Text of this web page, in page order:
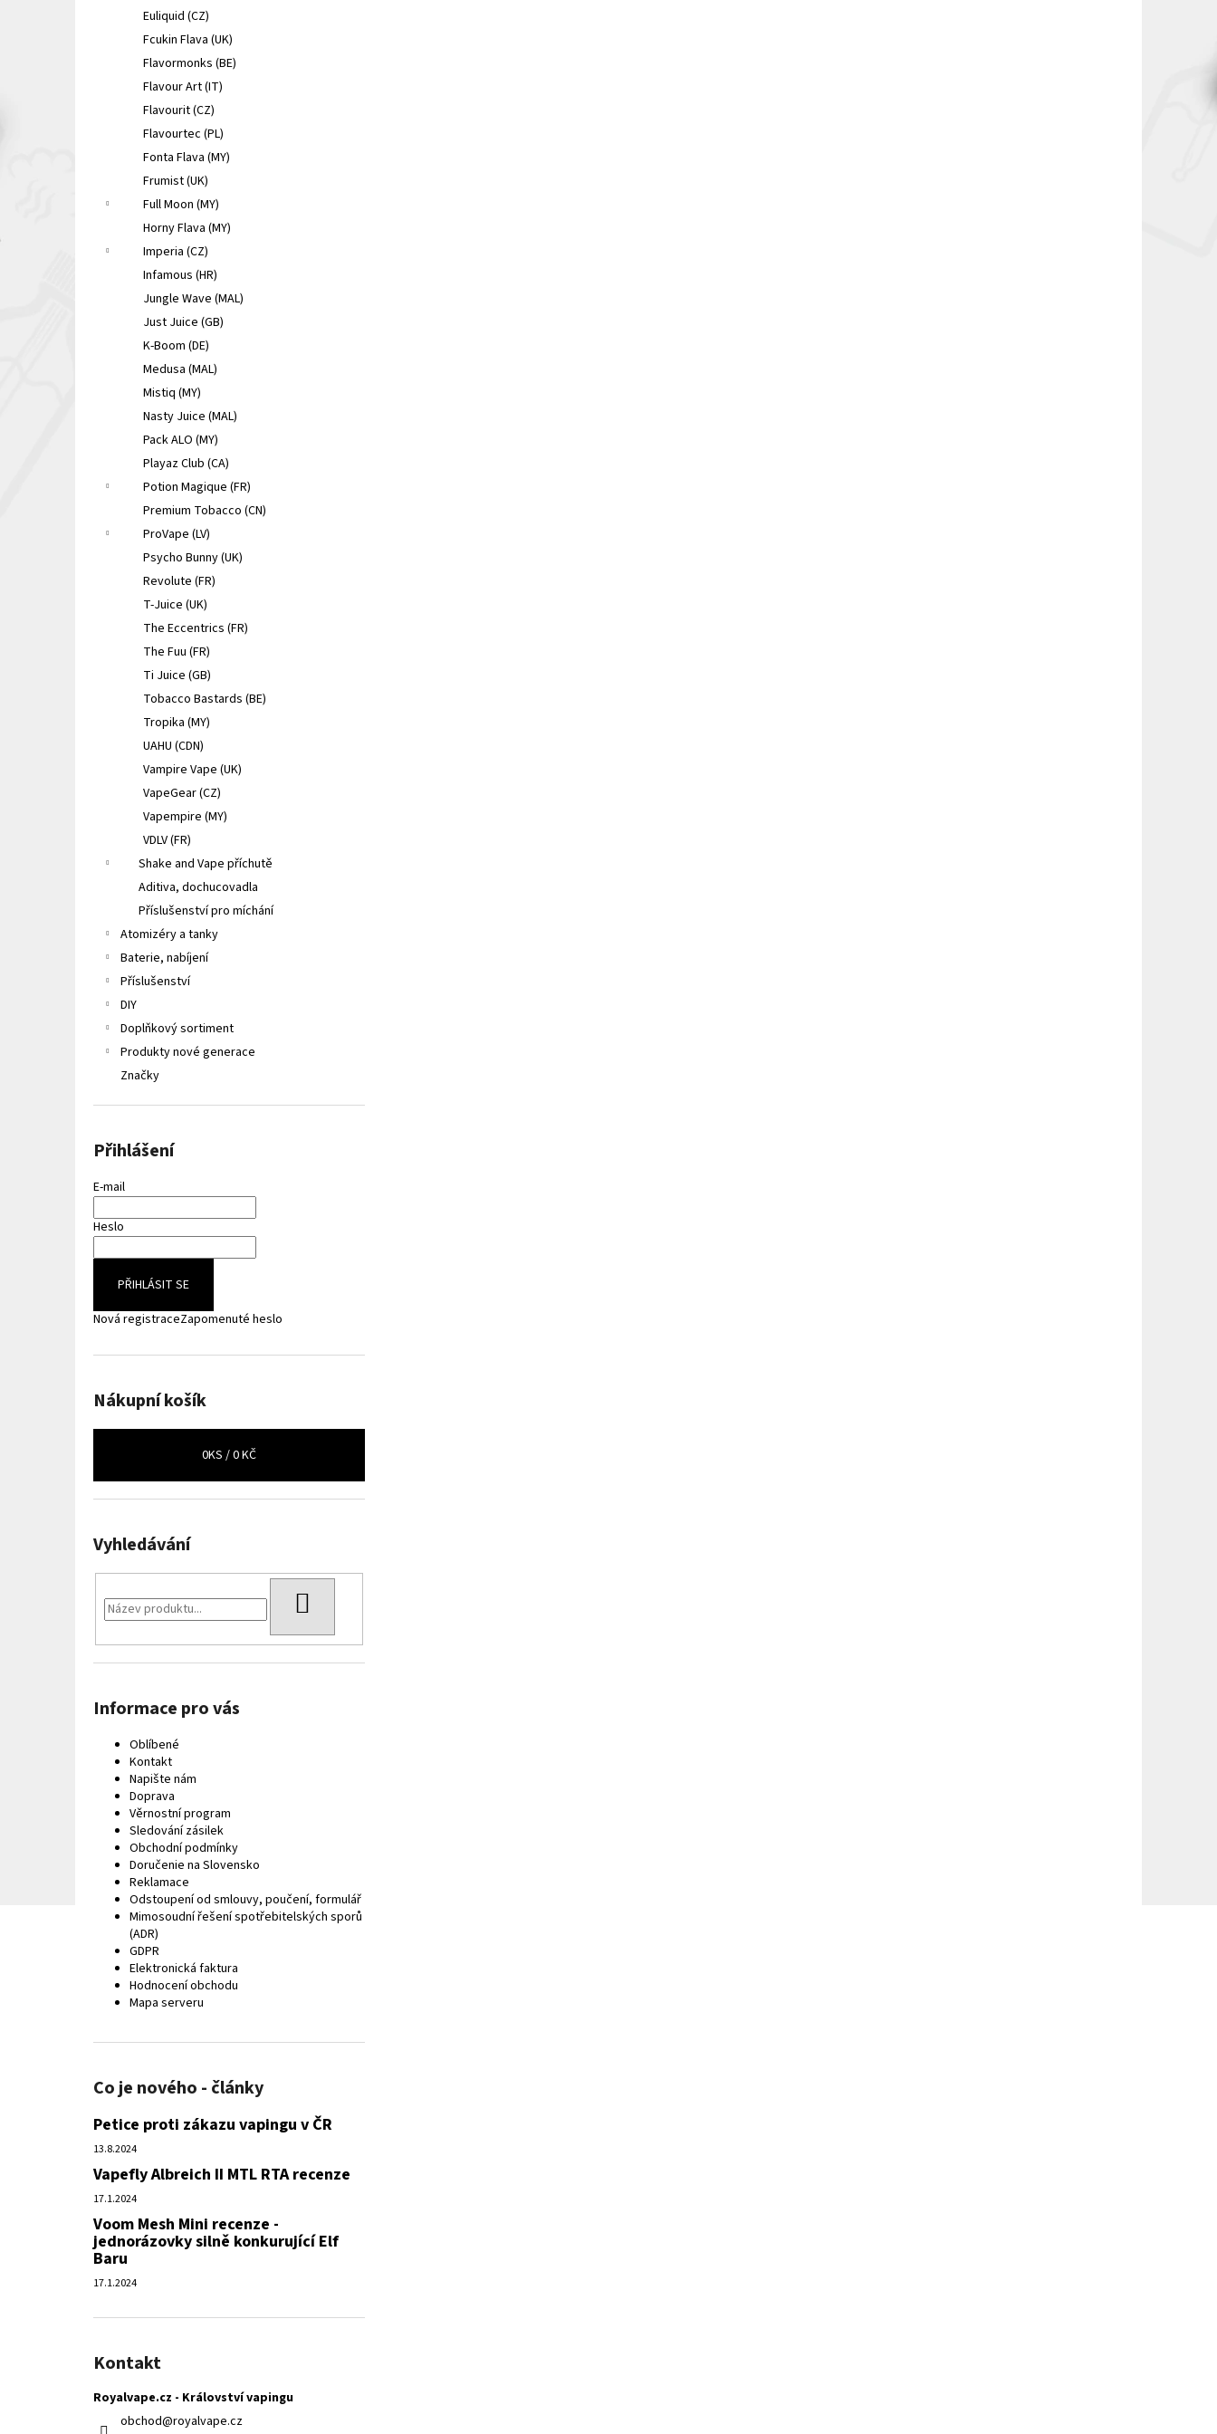
Euliquid (CZ)
Fcukin Flava (UK)
Flavormonks (BE)
Flavour Art (IT)
Flavourit (CZ)
Flavourtec (PL)
Fonta Flava (MY)
Frumist (UK)
Full Moon (MY)
Horny Flava (MY)
Imperia (CZ)
Infamous (HR)
Jungle Wave (MAL)
Just Juice (GB)
K-Boom (DE)
Medusa (MAL)
Mistiq (MY)
Nasty Juice (MAL)
Pack ALO (MY)
Playaz Club (CA)
Potion Magique (FR)
Premium Tobacco (CN)
ProVape (LV)
Psycho Bunny (UK)
Revolute (FR)
T-Juice (UK)
The Eccentrics (FR)
The Fuu (FR)
Ti Juice (GB)
Tobacco Bastards (BE)
Tropika (MY)
UAHU (CDN)
Vampire Vape (UK)
VapeGear (CZ)
Vapempire (MY)
VDLV (FR)
Shake and Vape příchutě
Aditiva, dochucovadla
Příslušenství pro míchání
Atomizéry a tanky
Baterie, nabíjení
Příslušenství
DIY
Doplňkový sortiment
Produkty nové generace
Značky
Přihlášení
E-mail
Heslo
PŘIHLÁSIT SE
Nová registraceZapomenuté heslo
Nákupní košík
0KS /0 KČ
Vyhledávání
Informace pro vás
Oblíbené
Kontakt
Napište nám
Doprava
Věrnostní program
Sledování zásilek
Obchodní podmínky
Doručenie na Slovensko
Reklamace
Odstoupení od smlouvy, poučení, formulář
Mimosoudní řešení spotřebitelských sporů
(ADR)
GDPR
Elektronická faktura
Hodnocení obchodu
Mapa serveru
Co je nového - články
Petice proti zákazu vapingu v ČR
13.8.2024
Vapefly Albreich II MTL RTA recenze
17.1.2024
Voom Mesh Mini recenze -
jednorázovky silně konkurující Elf
Baru
17.1.2024
Kontakt
Royalvape.cz - Království vapingu
obchod@royalvape.cz